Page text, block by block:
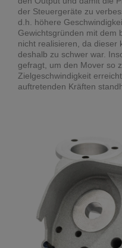
der Steuergeräte zu
d.h. höhere
Gewichtsgründen mit dem
nicht realisieren, da dieser
deshalb zu schwer war.
gefragt, um den Mover so
Zielgeschwindigkeit
auftretenden Kräften